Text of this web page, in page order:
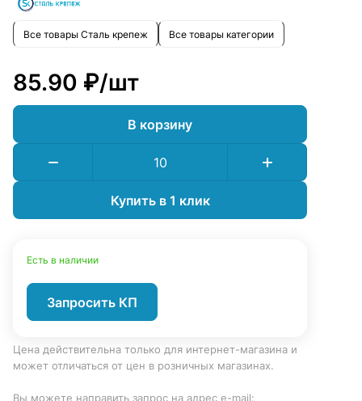
Все товары Сталь крепеж Все товары категории
85.90 ₽/шт
В корзину
Купить в 1 клик
Есть в наличии
Запросить КП
Цена действительна только для интернет-магазина и
может отличаться от цен в розничных магазинах.
Вы можете направить запрос на адрес e-mail: